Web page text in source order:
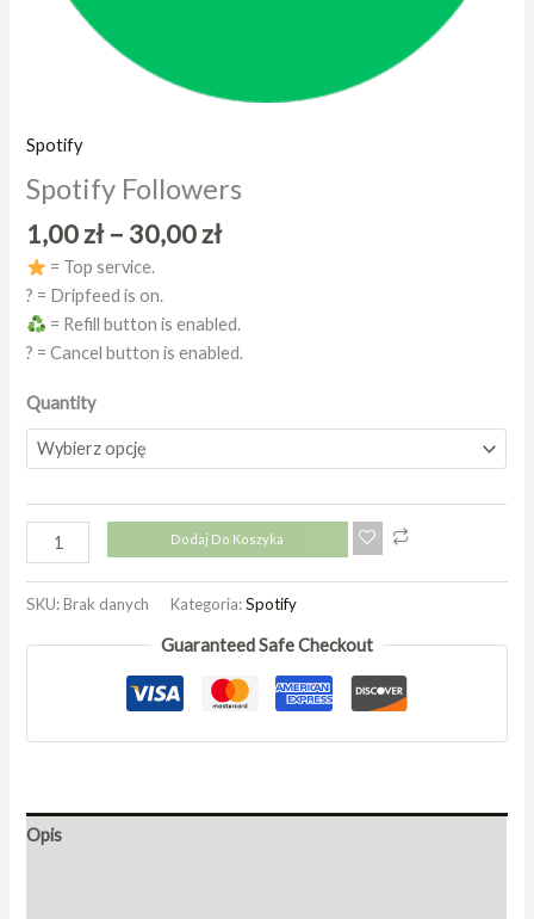
Spotify
Spotify Followers
1,00zł – 30,00zł
= Top service.
? = Dripfeed is on.
= Refill button is enabled.
? = Cancel button is enabled.
Quantity
Dodaj Do Koszyka
SKU:Brak danych Kategoria:Spotify
Guaranteed Safe Checkout
Opis